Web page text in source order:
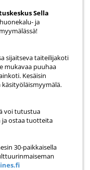
Sella
ja
sijaitseva taiteilijakoti
mukavaa puuhaa
Kesäisin
voi tutustua
ja ostaa tuotteita
30-paikkaisella